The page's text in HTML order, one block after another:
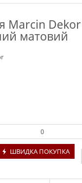
Marcin
матовий
ШВИДКА ПОКУПКА